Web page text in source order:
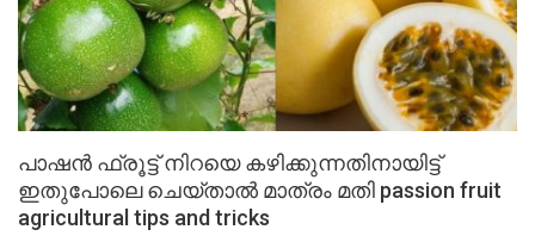
പാഷൻ ഫ്രൂട്ട് നിറയെ കഴിക്കുന്നതിനായിട്ട്
ഇതുപോലെ ചെയ്താൽ മാത്രം മതി passion fruit
agricultural tips and tricks